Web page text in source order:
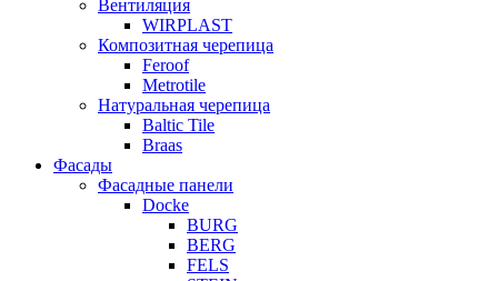
Вентиляция
WIRPLAST
Композитная черепица
Feroof
Metrotile
Натуральная черепица
Baltic Tile
Braas
Фасады
Фасадные панели
Docke
BURG
BERG
FELS